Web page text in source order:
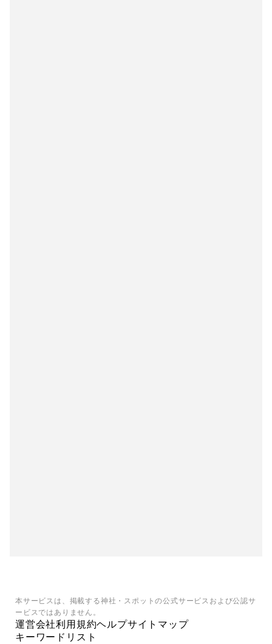
本サービスは、掲載する神社・スポットの公式サービスおよび公認サ
ービスではありません。
運営会社利用規約ヘルプサイトマップ
キーワードリスト